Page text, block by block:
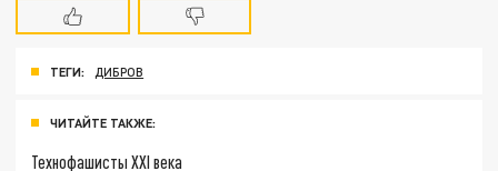
ТЕГИ: ДИБРОВ
ЧИТАЙТЕ ТАКЖЕ:
Технофашисты XXI века